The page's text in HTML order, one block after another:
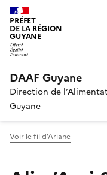
PRÉFET
DE LA RÉGION
GUYANE
DAAF Guyane
Direction de
Guyane
Voir le fil d'Ariane